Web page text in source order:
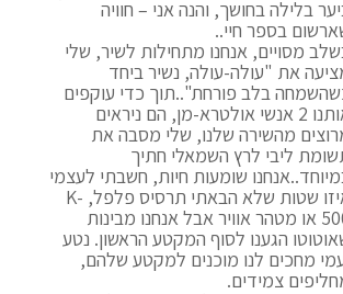
בלילה בחושך, והנה אני – חוויה
בספר חיי..
מסויים, אנחנו מתחילות לשיר, שלי
את "עולה-עולה, נשיר ביחד
בלב פורחת"..תוך כדי עוקפים
אותנו 2 אנשי אולטרא-מן, הם ניראים
מהשירה שלנו, שלי מסבה את
ליבי לרץ השמאלי חתיך
שומעות חיות, חשבתי לעצמי
איזו שטות שלא הבאתי תרסיס פלפל, K-
500 או מטהר אוויר אבל אנחנו מבינות
הגענו לסוף המקטע הראשון. נטע
מחכים לנו מוכנים למקטע שלהם,
צמידים.